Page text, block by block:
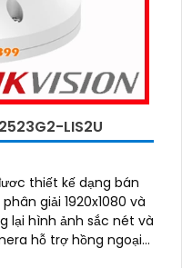
LIS2U
thiết kế dạng bán
giải 1920x1080 và
lại hình ảnh sắc nét và
hỗ trợ hồng ngoại